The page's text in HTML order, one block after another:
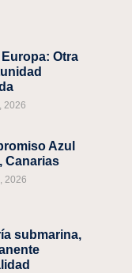
Otra
2026
Azul
Canarias
2026
submarina,